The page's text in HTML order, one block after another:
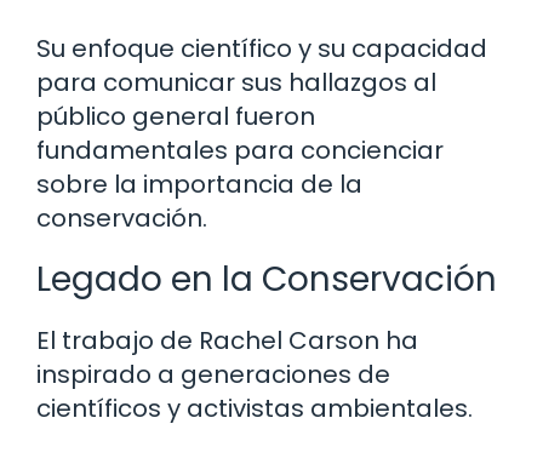
Su enfoque científico y su capacidad
para comunicar sus hallazgos al
público general fueron
fundamentales para concienciar
sobre la importancia de la
conservación.
Legado en la Conservación
El trabajo de Rachel Carson ha
inspirado a generaciones de
científicos y activistas ambientales.